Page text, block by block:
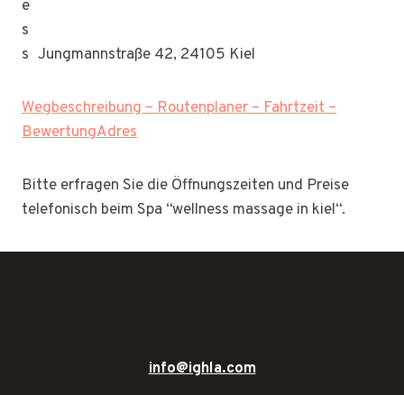
Jungmannstraße 42, 24105 Kiel
Wegbeschreibung – Routenplaner – Fahrtzeit –
BewertungAdres
Bitte erfragen Sie die Öffnungszeiten und Preise
telefonisch beim Spa “wellness massage in kiel“.
info@ighla.com